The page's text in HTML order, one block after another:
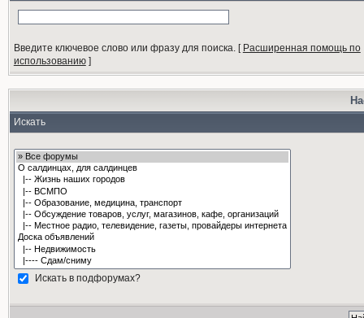
Введите ключевое слово или фразу для поиска.[ Расширенная помощь по
использованию]
Искать
Искать в подфорумах?